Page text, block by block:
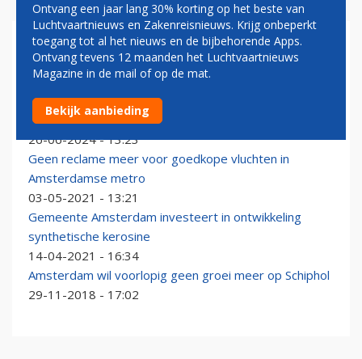
GEMEENTE AMSTERDAM
Felle reacties op 'dissidente' aandeelhouder Schiphol:
'Amsterdam wil hobbitdorp'
26-06-2024 - 13:23
Geen reclame meer voor goedkope vluchten in
Amsterdamse metro
03-05-2021 - 13:21
Gemeente Amsterdam investeert in ontwikkeling
synthetische kerosine
14-04-2021 - 16:34
Amsterdam wil voorlopig geen groei meer op Schiphol
29-11-2018 - 17:02
Ontvang een jaar lang 30% korting op het beste van
Luchtvaartnieuws en Zakenreisnieuws. Krijg onbeperkt
toegang tot al het nieuws en de bijbehorende Apps.
Ontvang tevens 12 maanden het Luchtvaartnieuws
Magazine in de mail of op de mat.
Bekijk aanbieding